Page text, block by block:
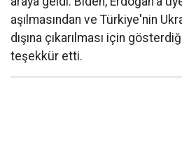
aşılmasından ve Türkiye'nin
dışına çıkarılması için
teşekkür etti.